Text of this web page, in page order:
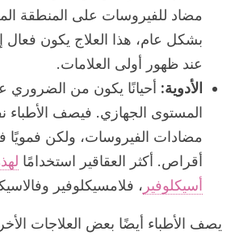
مضاد للفيروسات على المنطقة
بشكل عام، هذا العلاج يكون فعال
عند ظهور أولى العلامات.
الأدوية: أحيانًا يكون من الضروري
المستوى الجهازي. فيصف الأطباء
مضادات الفيروسات، ولكن
أقراص. أكثر العقاقير استخدامًا
أسيكلوفير ، فلامسيكلوفير
يصف الأطباء أيضًا بعض العلاجات